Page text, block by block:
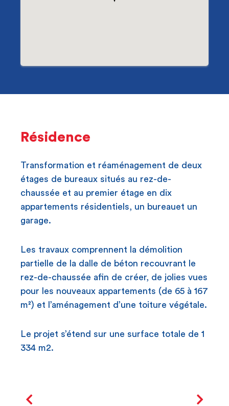
Résidence
Transformation et réaménagement de deux
étages de bureaux situés au rez-de-
chaussée et au premier étage en dix
appartements résidentiels, un bureauet un
garage.
Les travaux comprennent la démolition
partielle de la dalle de béton recouvrant le
rez-de-chaussée afin de créer, de jolies vues
pour les nouveaux appartements (de 65 à 167
m²) et l’aménagement d’une toiture végétale.
Le projet s’étend sur une surface totale de 1
334 m2.